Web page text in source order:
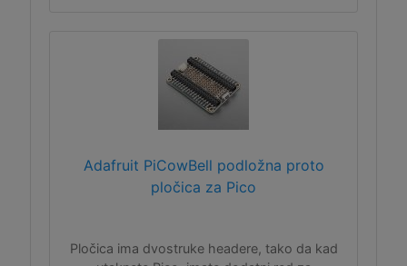
Adafruit PiCowBell podložna proto
pločica za Pico
Pločica ima dvostruke headere, tako da kad